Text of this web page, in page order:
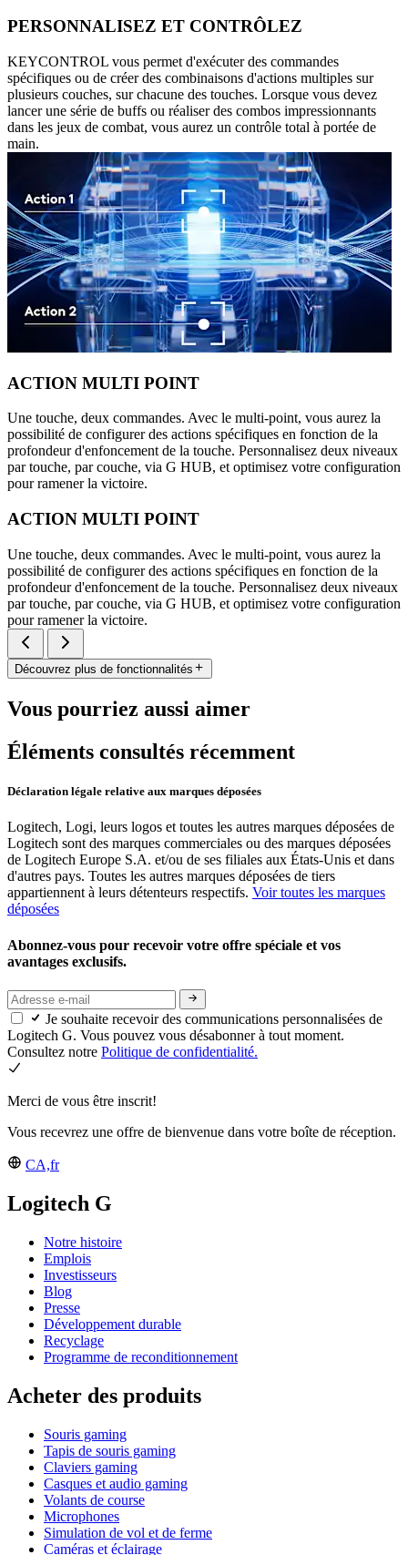
PERSONNALISEZ ET CONTRÔLEZ
KEYCONTROL vous permet d'exécuter des commandes
spécifiques ou de créer des combinaisons d'actions multiples sur
plusieurs couches, sur chacune des touches. Lorsque vous devez
lancer une série de buffs ou réaliser des combos impressionnants
dans les jeux de combat, vous aurez un contrôle total à portée de
main.
ACTION MULTI POINT
Une touche, deux commandes. Avec le multi-point, vous aurez la
possibilité de configurer des actions spécifiques en fonction de la
profondeur d'enfoncement de la touche. Personnalisez deux niveaux
par touche, par couche, via G HUB, et optimisez votre configuration
pour ramener la victoire.
ACTION MULTI POINT
Une touche, deux commandes. Avec le multi-point, vous aurez la
possibilité de configurer des actions spécifiques en fonction de la
profondeur d'enfoncement de la touche. Personnalisez deux niveaux
par touche, par couche, via G HUB, et optimisez votre configuration
pour ramener la victoire.
Découvrez plus de fonctionnalités
Vous pourriez aussi aimer
Éléments consultés récemment
Déclaration légale relative aux marques déposées
Logitech, Logi, leurs logos et toutes les autres marques déposées de
Logitech sont des marques commerciales ou des marques déposées
de Logitech Europe S.A. et/ou de ses filiales aux États-Unis et dans
d'autres pays. Toutes les autres marques déposées de tiers
appartiennent à leurs détenteurs respectifs. Voir toutes les marques
déposées
Abonnez-vous pour recevoir votre offre spéciale et vos
avantages exclusifs.
Je souhaite recevoir des communications personnalisées de
Logitech G. Vous pouvez vous désabonner à tout moment.
Consultez notre Politique de confidentialité.
Merci de vous être inscrit!
Vous recevrez une offre de bienvenue dans votre boîte de réception.
CA,fr
Logitech G
Notre histoire
Emplois
Investisseurs
Blog
Presse
Développement durable
Recyclage
Programme de reconditionnement
Acheter des produits
Souris gaming
Tapis de souris gaming
Claviers gaming
Casques et audio gaming
Volants de course
Microphones
Simulation de vol et de ferme
Caméras et éclairage